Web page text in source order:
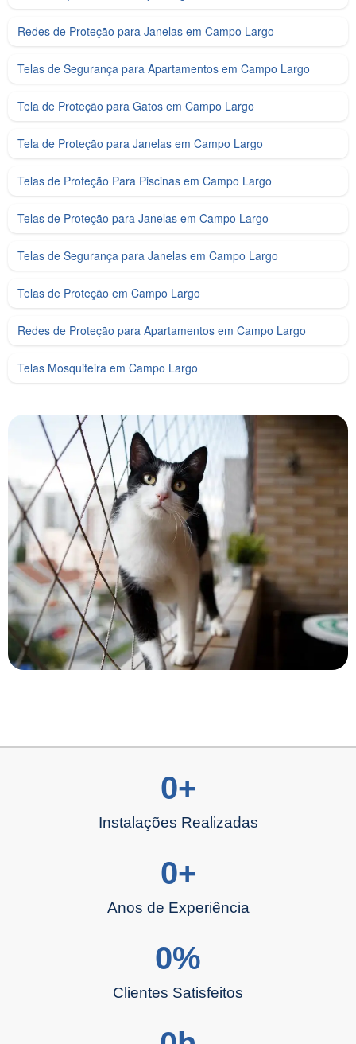
Redes de Proteção para Janelas em Campo Largo
Telas de Segurança para Apartamentos em Campo Largo
Tela de Proteção para Gatos em Campo Largo
Tela de Proteção para Janelas em Campo Largo
Telas de Proteção Para Piscinas em Campo Largo
Telas de Proteção para Janelas em Campo Largo
Telas de Segurança para Janelas em Campo Largo
Telas de Proteção em Campo Largo
Redes de Proteção para Apartamentos em Campo Largo
Telas Mosquiteira em Campo Largo
Instalações Realizadas
0+
Anos de Experiência
0+
Clientes Satisfeitos
0%